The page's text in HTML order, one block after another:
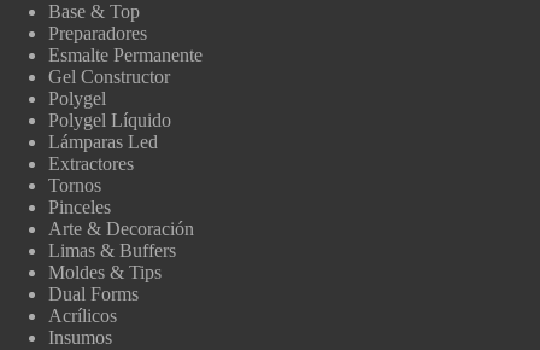
Base & Top
Preparadores
Esmalte Permanente
Gel Constructor
Polygel
Polygel Líquido
Lámparas Led
Extractores
Tornos
Pinceles
Arte & Decoración
Limas & Buffers
Moldes & Tips
Dual Forms
Acrílicos
Insumos